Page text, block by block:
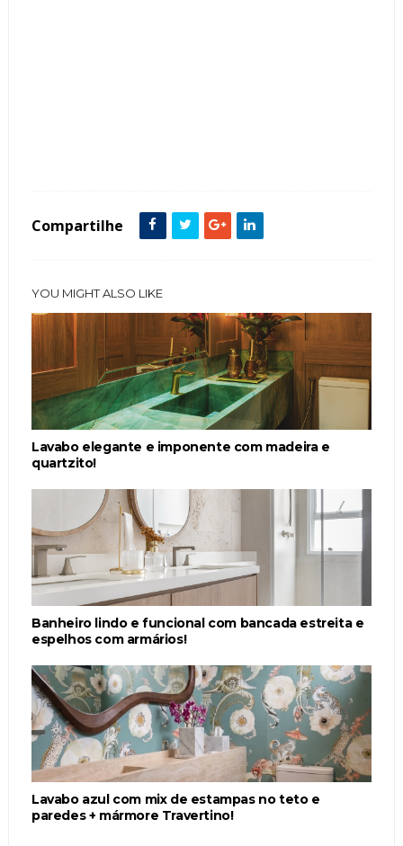
Compartilhe
YOU MIGHT ALSO LIKE
Lavabo elegante e imponente com madeira e
quartzito!
Banheiro lindo e funcional com bancada estreita e
espelhos com armários!
Lavabo azul com mix de estampas no teto e
paredes + mármore Travertino!